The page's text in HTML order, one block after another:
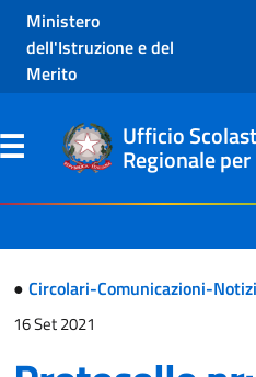
Ministero
dell'Istruzione e del
Merito
Ufficio
Regionale
● Circolari-Comunicazioni-
16 Set 2021